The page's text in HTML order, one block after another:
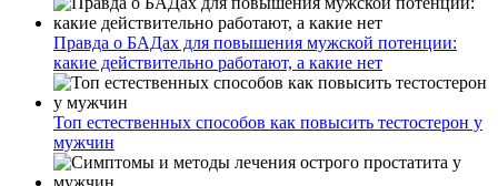
Правда о БАДах для повышения мужской потенции:
какие действительно работают, а какие нет
Топ естественных способов как повысить тестостерон у
мужчин